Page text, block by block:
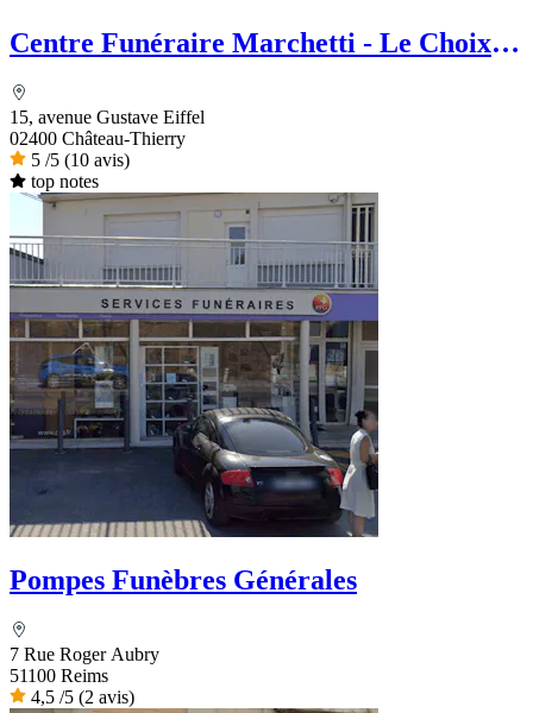
Centre Funéraire Marchetti - Le Choix
15, avenue Gustave Eiffel
02400 Château-Thierry
5 /5 (10 avis)
top notes
Pompes Funèbres Générales
7 Rue Roger Aubry
51100 Reims
4,5 /5 (2 avis)